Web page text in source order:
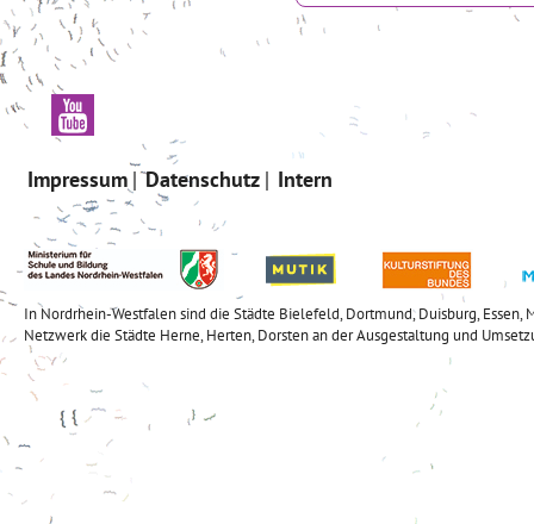
Impressum Datenschutz Intern
In Nordrhein-Westfalen sind die Städte Bielefeld, Dortmund, Duisburg,
Netzwerk die Städte Herne, Herten, Dorsten an der Ausgestaltung und